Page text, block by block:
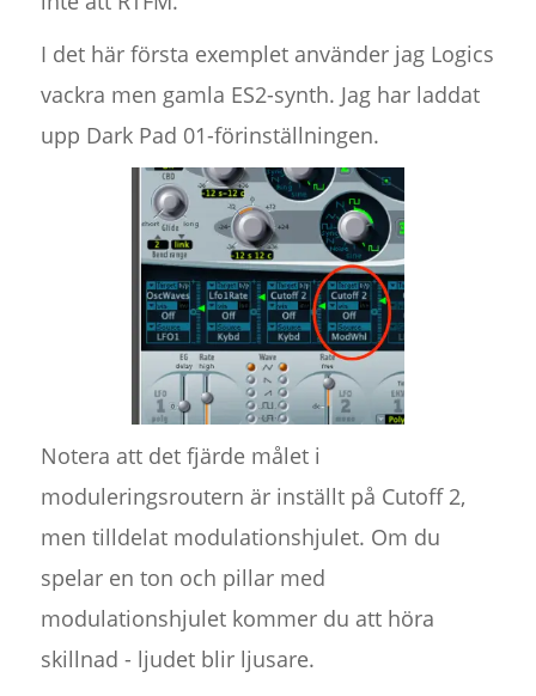
I det här första exemplet använder jag Logics
vackra men gamla ES2-synth. Jag har laddat
upp Dark Pad 01-förinställningen.
Notera att det fjärde målet i
moduleringsroutern är inställt på Cutoff 2,
men tilldelat modulationshjulet. Om du
spelar en ton och pillar med
modulationshjulet kommer du att höra
skillnad - ljudet blir ljusare.